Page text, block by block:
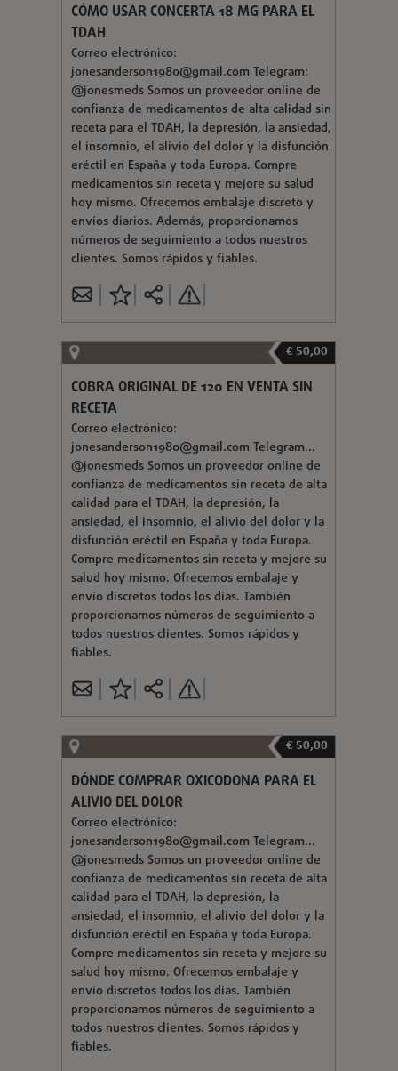
CÓMO USAR CONCERTA 18 MG PARA EL
TDAH
Correo electrónico:
jonesanderson1980@gmail.com Telegram:
@jonesmeds Somos un proveedor online de
confianza de medicamentos de alta calidad sin
receta para el TDAH, la depresión, la ansiedad,
el insomnio, el alivio del dolor y la disfunción
eréctil en España y toda Europa. Compre
medicamentos sin receta y mejore su salud
hoy mismo. Ofrecemos embalaje discreto y
envíos diarios. Además, proporcionamos
números de seguimiento a todos nuestros
clientes. Somos rápidos y fiables.
€ 50,00
COBRA ORIGINAL DE 120 EN VENTA SIN
RECETA
Correo electrónico:
jonesanderson1980@gmail.com Telegram...
@jonesmeds Somos un proveedor online de
confianza de medicamentos sin receta de alta
calidad para el TDAH, la depresión, la
ansiedad, el insomnio, el alivio del dolor y la
disfunción eréctil en España y toda Europa.
Compre medicamentos sin receta y mejore su
salud hoy mismo. Ofrecemos embalaje y
envío discretos todos los días. También
proporcionamos números de seguimiento a
todos nuestros clientes. Somos rápidos y
fiables.
€ 50,00
DÓNDE COMPRAR OXICODONA PARA EL
ALIVIO DEL DOLOR
Correo electrónico:
jonesanderson1980@gmail.com Telegram...
@jonesmeds Somos un proveedor online de
confianza de medicamentos sin receta de alta
calidad para el TDAH, la depresión, la
ansiedad, el insomnio, el alivio del dolor y la
disfunción eréctil en España y toda Europa.
Compre medicamentos sin receta y mejore su
salud hoy mismo. Ofrecemos embalaje y
envío discretos todos los días. También
proporcionamos números de seguimiento a
todos nuestros clientes. Somos rápidos y
fiables.